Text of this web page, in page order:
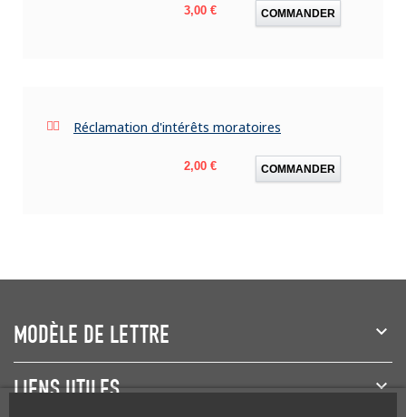
Prix
3,00 € COMMANDER
Réclamation d'intérêts moratoires
Prix
2,00 € COMMANDER
MODÈLE DE LETTRE
LIENS UTILES